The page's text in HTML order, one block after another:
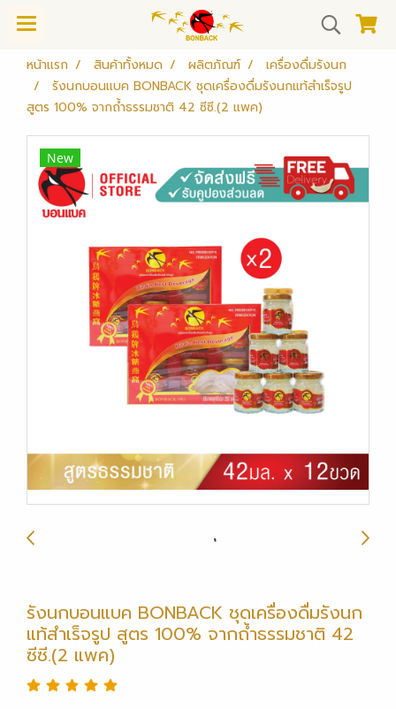
หน้าแรก สินค้าทั้งหมด ผลิตภัณฑ์
เครื่องดื่มรังนก
รังนกบอนแบค BONBACK ชุดเครื่องดื่มรังนกแท้สำเร็จรูป
สูตร 100% จากถ้ำธรรมชาติ 42 ซีซี.(2 แพค)
New
รังนกบอนแบค BONBACK ชุดเครื่องดื่มรังนก
แท้สำเร็จรูป สูตร 100% จากถ้ำธรรมชาติ 42
ซีซี.(2 แพค)